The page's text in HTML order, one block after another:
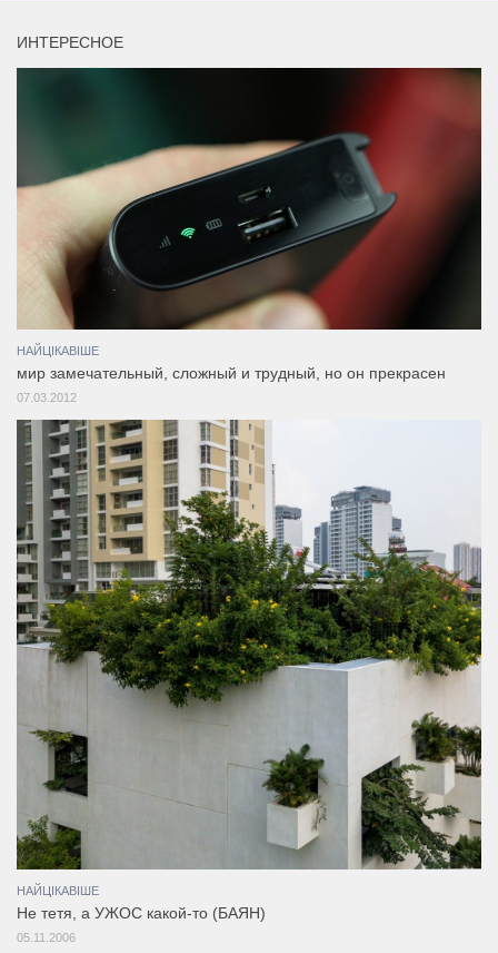
ИНТЕРЕСНОЕ
НАЙЦІКАВІШЕ
мир замечательный, сложный и трудный, но он прекрасен
07.03.2012
НАЙЦІКАВІШЕ
Не тетя, а УЖОС какой-то (БАЯН)
05.11.2006